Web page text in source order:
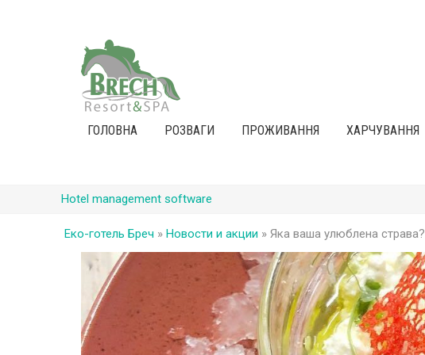
ГОЛОВНА РОЗВАГИ ПРОЖИВАННЯ ХАРЧУВАННЯ
Hotel management software
Еко-готель Бреч » Новости и акции » Яка ваша улюблена страва?